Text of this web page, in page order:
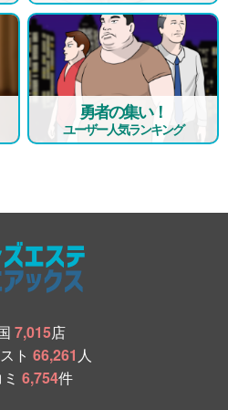
勇者の集い！
ユーザー人気ランキング
7,015店
ト 66,261 人
6,754件